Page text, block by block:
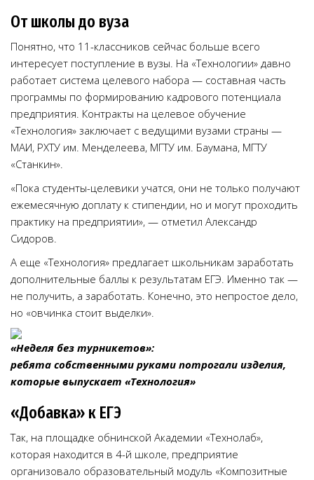
От школы до вуза
Понятно, что 11-классников сейчас больше всего
интересует поступление в вузы. На «Технологии» давно
работает система целевого набора — составная часть
программы по формированию кадрового потенциала
предприятия. Контракты на целевое обучение
«Технология» заключает с ведущими вузами страны —
МАИ, РХТУ им. Менделеева, МГТУ им. Баумана, МГТУ
«Станкин».
«Пока студенты-целевики учатся, они не только получают
ежемесячную доплату к стипендии, но и могут проходить
практику на предприятии», — отметил Александр
Сидоров.
А еще «Технология» предлагает школьникам заработать
дополнительные баллы к результатам ЕГЭ. Именно так —
не получить, а заработать. Конечно, это непростое дело,
но «овчинка стоит выделки».
«Неделя без турникетов»:
ребята собственными руками потрогали изделия,
которые выпускает «Технология»
«Добавка» к ЕГЭ
Так, на площадке обнинской Академии «Технолаб»,
которая находится в 4-й школе, предприятие
организовало образовательный модуль «Композитные